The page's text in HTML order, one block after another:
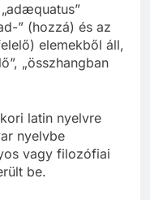
” (hozzá) és az
elemekből áll,
„összhangban
latin nyelvre
nyelvbe
vagy filozófiai
be.